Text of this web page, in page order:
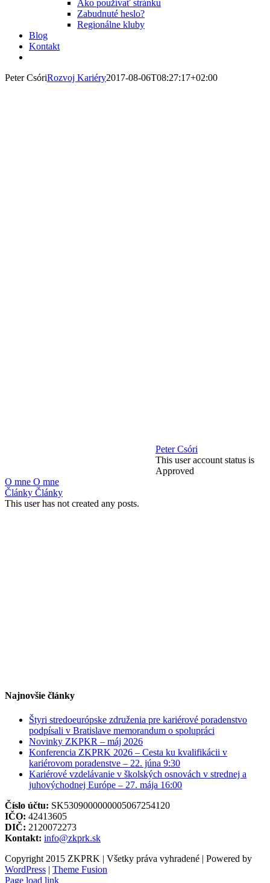
Ako používať stránku
Zabudnuté heslo?
Regionálne kluby
Blog
Kontakt
Peter CsóriRozvoj Kariéry2017-08-06T08:27:17+02:00
Peter Csóri
This user account status is
Approved
O mne O mne
Články Články
This user has not created any posts.
Najnovšie články
Štyri stredoeurópske združenia pre kariérové poradenstvo
podpísali v Bratislave memorandum o spolupráci
Novinky ZKPKR – máj 2026
Konferencia ZKPRK 2026 – Cesta ku kvalifikácii v
kariérovom poradenstve – 22. júna 9:30
Kariérové vzdelávanie v školských osnovách v strednej a
juhovýchodnej Európe – 27. mája 16:00
Číslo účtu: SK5309000000005067254120
IČO: 42413605
DIČ: 2120072273
Kontakt: info@zkprk.sk
Copyright 2015 ZKPRK | Všetky práva vyhradené | Powered by
WordPress | Theme Fusion
Page load link